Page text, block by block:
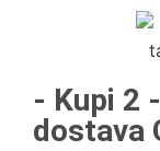
- Kupi 2 -
dostava